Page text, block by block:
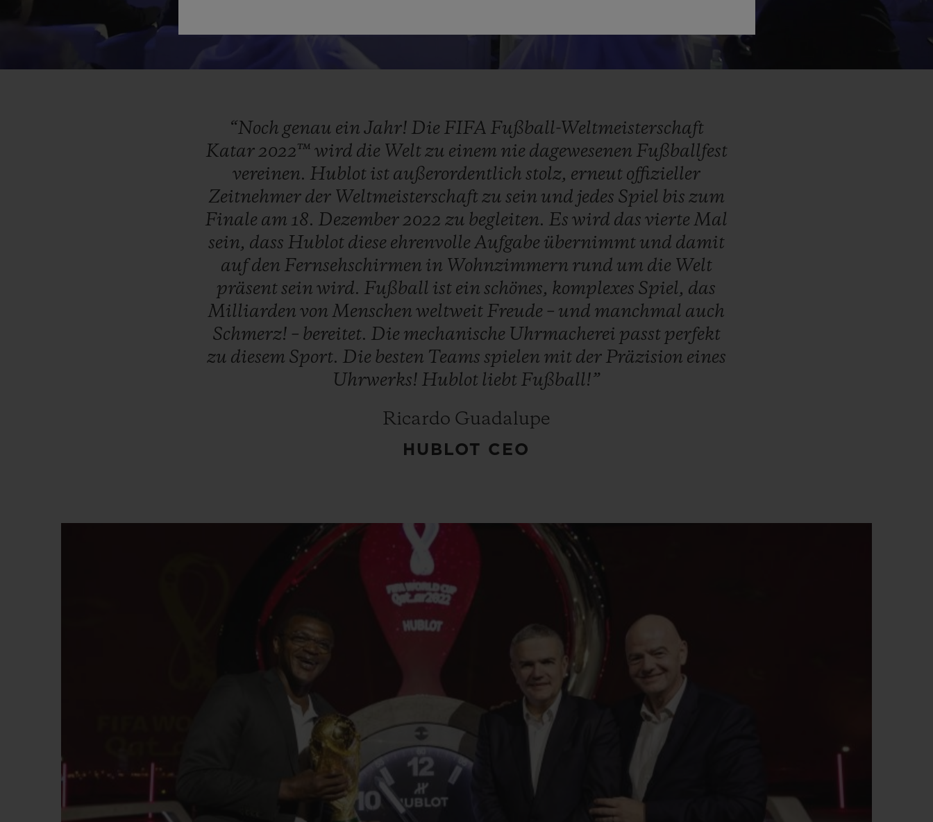
“Noch genau ein Jahr! Die FIFA Fußball-Weltmeisterschaft
Katar2022™ wird die Weltzu einem nie dagewesenen Fußballfest
vereinen. Hublot ist außerordentlich stolz, erneut offizieller
Zeitnehmer der Weltmeisterschaftzu sein und jedes Spiel bis zum
Finale am 18. Dezember2022zu begleiten. Eswird dasvierteMal
sein, dass Hublot diese ehrenvolle Aufgabe übernimmt und damit
aufden Fernsehschirmen in Wohnzimmern rund um die Welt
präsentseinwird. Fußball ist einschönes, komplexes Spiel, das
MilliardenvonMenschenweltweit Freude – und manchmal auch
Schmerz! – bereitet. Die mechanische Uhrmacherei passt perfekt
zu diesem Sport. Die besten Teams spielen mit der Präzision eines
Uhrwerks! Hublot liebt Fußball!”
Ricardo Guadalupe
HUBLOT CEO